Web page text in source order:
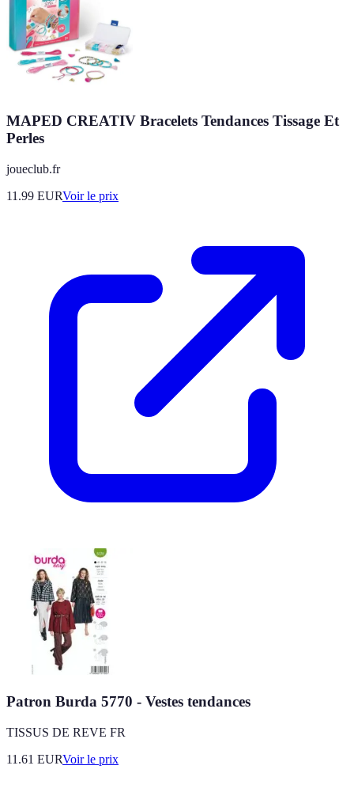
MAPED CREATIV Bracelets Tendances Tissage Et
Perles
joueclub.fr
11.99 EURVoir le prix
Patron Burda 5770 - Vestes tendances
TISSUS DE REVE FR
11.61 EURVoir le prix